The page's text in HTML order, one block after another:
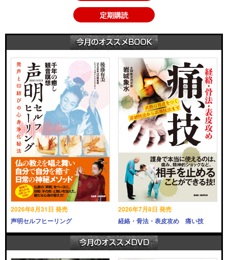
定期購読
2026年8月31日 発売
声明セルフヒーリング
2026年7月8日 発売
経絡・骨法・表皮攻め 痛い技